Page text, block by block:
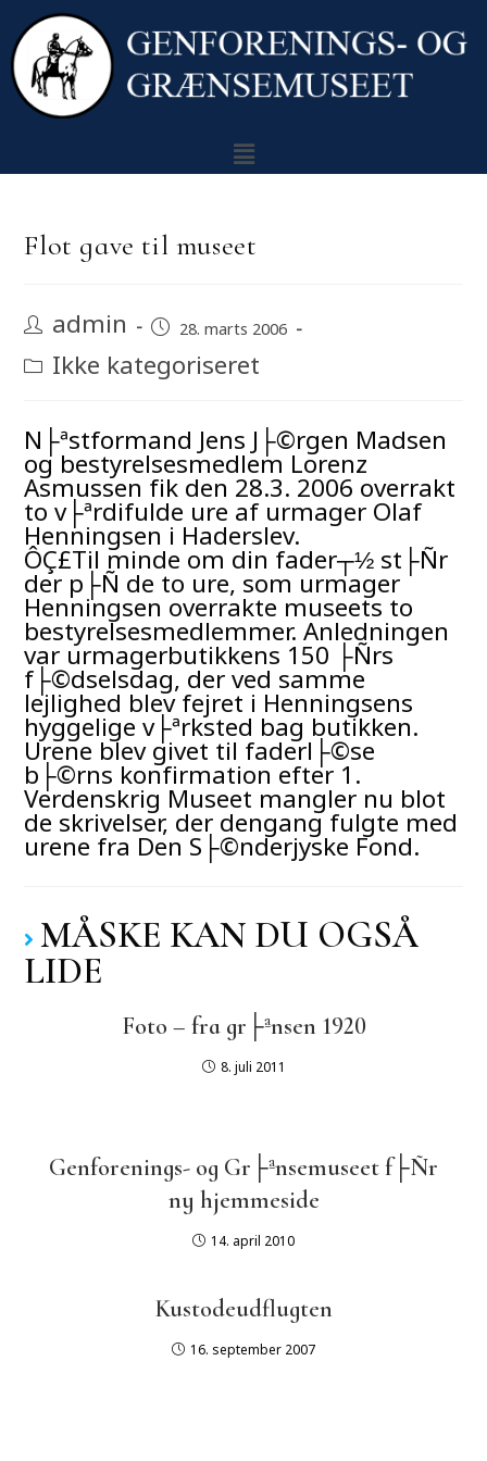
Flot gave til museet
admin 28. marts 2006
Ikke kategoriseret
N├ªstformand Jens J├©rgen Madsen
og bestyrelsesmedlem Lorenz
Asmussen fik den 28.3. 2006 overrakt
to v├ªrdifulde ure af urmager Olaf
Henningsen i Haderslev.
ÔÇ£Til minde om din fader┬½ st├Ñr
der p├Ñ de to ure, som urmager
Henningsen overrakte museets to
bestyrelsesmedlemmer. Anledningen
var urmagerbutikkens 150 ├Ñrs
f├©dselsdag, der ved samme
lejlighed blev fejret i Henningsens
hyggelige v├ªrksted bag butikken.
Urene blev givet til faderl├©se
b├©rns konfirmation efter 1.
Verdenskrig Museet mangler nu blot
de skrivelser, der dengang fulgte med
urene fra Den S├©nderjyske Fond.
MÅSKE KAN DU OGSÅ
LIDE
Foto – fra gr├ªnsen 1920
8. juli 2011
Genforenings- og Gr├ªnsemuseet f├Ñr
ny hjemmeside
14. april 2010
Kustodeudflugten
16. september 2007